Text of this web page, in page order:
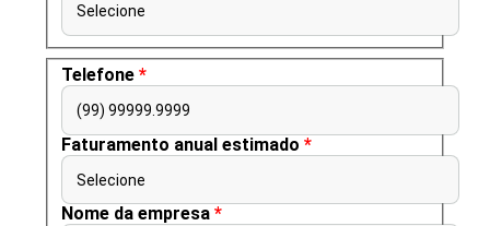
Selecione
Telefone *
(99) 99999.9999
Faturamento anual estimado *
Selecione
Nome da empresa *